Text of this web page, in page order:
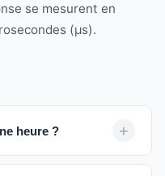
se mesurent en
(μs).
heure ?